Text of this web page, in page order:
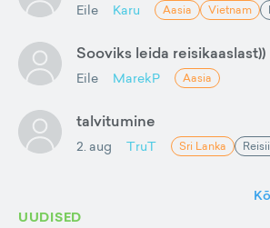
Eile Karu Aasia Vietnam
Sooviks leida reisikaaslast))
Eile MarekP Aasia
talvitumine
2. aug TruT Sri Lanka
UUDISED